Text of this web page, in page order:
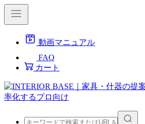
動画マニュアル
FAQ
カート